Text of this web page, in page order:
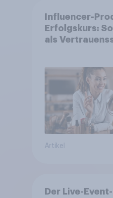
Influencer-
Erfolgskurs:
als
Artikel
Der Live-